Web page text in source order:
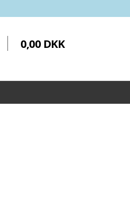
0,00 DKK